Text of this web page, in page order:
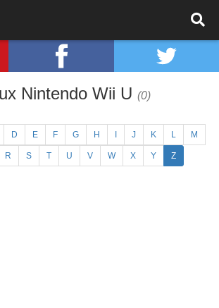
Nintendo Wii U (0)
D E F G H J K L M
R S T U V W X Y Z